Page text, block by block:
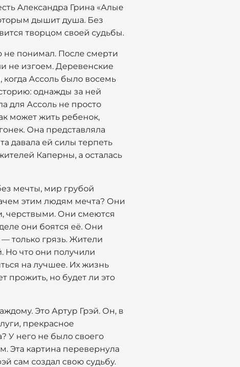
Александра Грина «Алые
дышит душа. Без
творцом своей судьбы.
не понимал. После смерти
не изгоем. Деревенские
Ассоль было восемь
однажды за ней
для Ассоль не просто
может жить ребенок,
Она представляла
давала ей силы терпеть
Каперны, а осталась
мечты, мир грубой
этим людям мечта? Они
черствыми. Они смеются
они боятся её. Они
— только грязь. Жители
Но что они получили
на лучшее. Их жизнь
прожить, но будет ли это
Это Артур Грэй. Он, в
прекрасное
У него не было своего
Эта картина перевернула
сам создал свою судьбу.